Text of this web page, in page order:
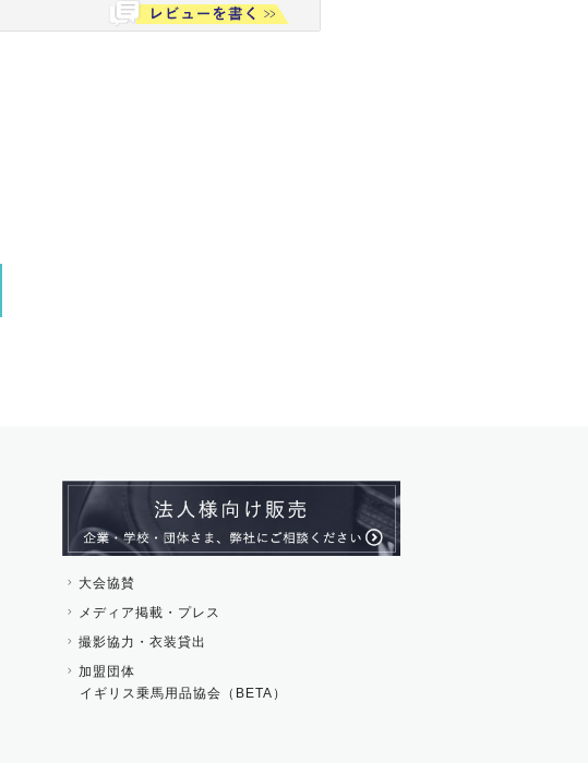
大会協賛
メディア掲載・プレス
撮影協力・衣装貸出
加盟団体
イギリス乗馬用品協会（BETA）